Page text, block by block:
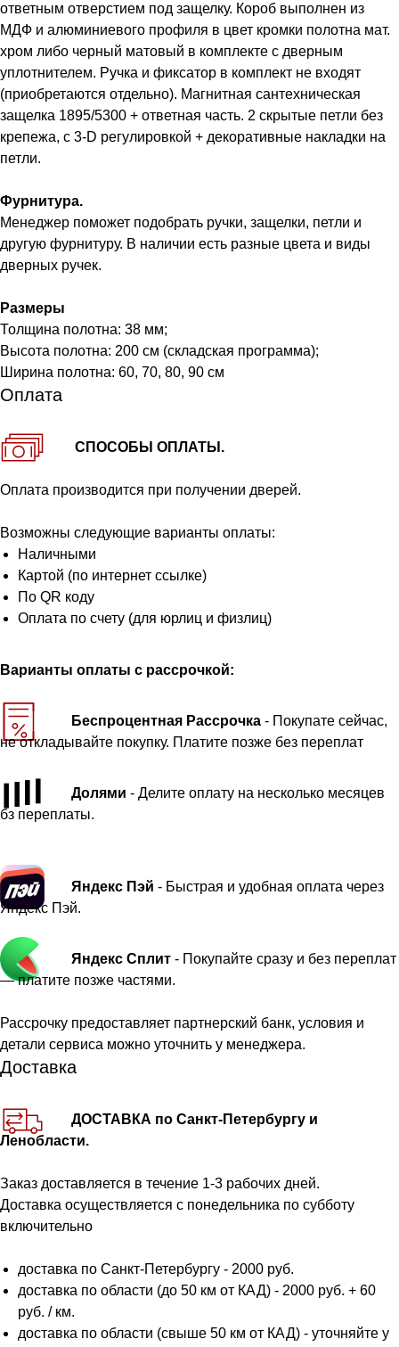
ответным отверстием под защелку. Короб выполнен из
МДФ и алюминиевого профиля в цвет кромки полотна мат.
хром либо черный матовый в комплекте с дверным
уплотнителем. Ручка и фиксатор в комплект не входят
(приобретаются отдельно). Магнитная сантехническая
защелка 1895/5300 + ответная часть. 2 скрытые петли без
крепежа, с 3-D регулировкой + декоративные накладки на
петли.
Фурнитура.
Менеджер поможет подобрать ручки, защелки, петли и
другую фурнитуру. В наличии есть разные цвета и виды
дверных ручек.
Размеры
Толщина полотна: 38 мм;
Высота полотна: 200 см (складская программа);
Ширина полотна: 60, 70, 80, 90 см
Оплата
СПОСОБЫ ОПЛАТЫ.
Оплата производится при получении дверей.
Возможны следующие варианты оплаты:
Наличными
Картой (по интернет ссылке)
По QR коду
Оплата по счету (для юрлиц и физлиц)
Варианты оплаты с рассрочкой:
Беспроцентная Рассрочка - Покупате сейчас,
не откладывайте покупку. Платите позже без переплат
Долями - Делите оплату на несколько месяцев
бз переплаты.
Яндекс Пэй - Быстрая и удобная оплата через
Яндекс Пэй.
Яндекс Сплит - Покупайте сразу и без переплат
— платите позже частями.
Рассрочку предоставляет партнерский банк, условия и
детали сервиса можно уточнить у менеджера.
Доставка
ДОСТАВКА по Санкт-Петербургу и
Ленобласти.
Заказ доставляется в течение 1-3 рабочих дней.
Доставка осуществляется с понедельника по субботу
включительно
доставка по Санкт-Петербургу - 2000 руб.
доставка по области (до 50 км от КАД) - 2000 руб. + 60
руб. / км.
доставка по области (свыше 50 км от КАД) - уточняйте у